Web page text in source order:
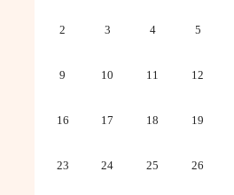
2 3 4 5
9 10 11 12
16 17 18 19
23 24 25 26